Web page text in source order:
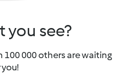
you see?
000 others are waiting